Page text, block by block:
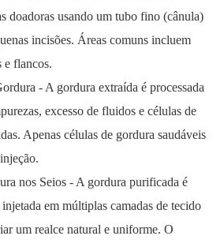
doadoras usando um tubo fino (cânula)
incisões. Áreas comuns incluem
e flancos.
- A gordura extraída é processada
excesso de fluidos e células de
Apenas células de gordura saudáveis
nos Seios - A gordura purificada é
em múltiplas camadas de tecido
um realce natural e uniforme. O